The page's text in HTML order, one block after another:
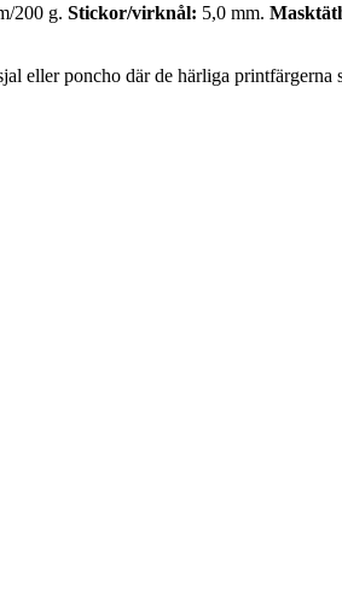
200 g. Stickor/virknål: 5,0 mm.
eller poncho där de härliga